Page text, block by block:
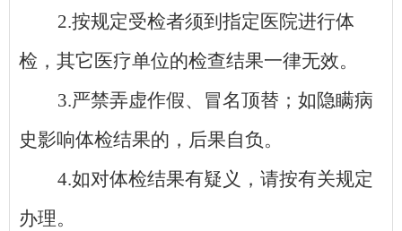
2.按规定受检者须到指定医院进行体
检，其它医疗单位的检查结果一律无效。
3.严禁弄虚作假、冒名顶替；如隐瞒病
史影响体检结果的，后果自负。
4.如对体检结果有疑义，请按有关规定
办理。